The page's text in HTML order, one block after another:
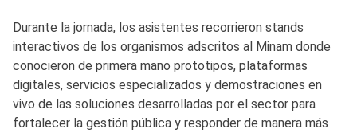
Durante la jornada, los asistentes recorrieron stands
interactivos de los organismos adscritos al Minam donde
conocieron de primera mano prototipos, plataformas
digitales, servicios especializados y demostraciones en
vivo de las soluciones desarrolladas por el sector para
fortalecer la gestión pública y responder de manera más